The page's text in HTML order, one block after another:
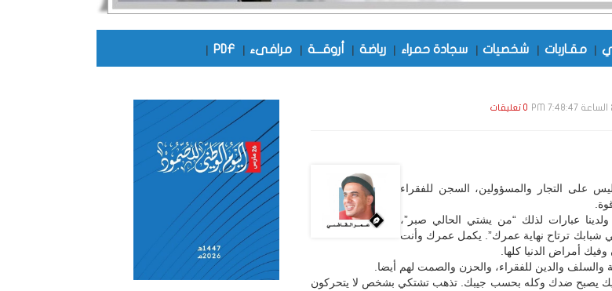
| مقـاربات | شخصيات | سجادة حمراء | رياضة | أروقـــة | مرافىء |
PDF
|
0 تعليقات
على التجار والمسؤولين، السجن للفقراء
عبارات لذلك “من يشتي الحالي صبر”،
في شبابك ترتاح نهاية عمرك”. يكمل عمرك وأنت
أمراض الدنيا كلها.
والسلف والدين للفقراء، والحزن والصمت لهم أيضا.
يصبح ضدك وكله بحسب جيبك. تذهب تشتكي بشخص لا يتحركون